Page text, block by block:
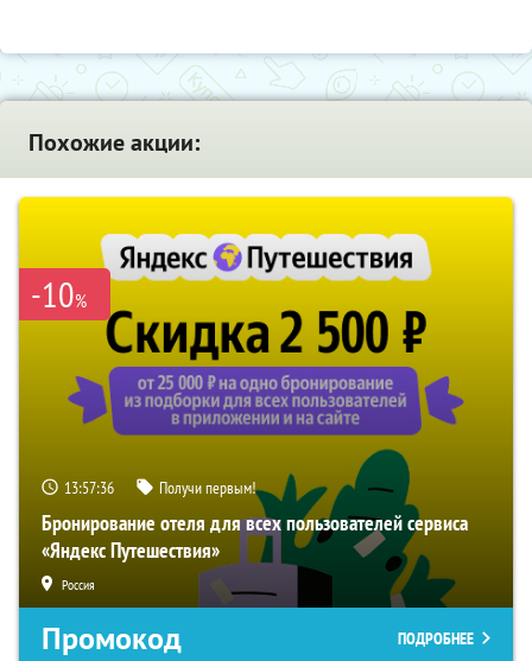
Похожие акции:
-10%
13:57:35 Получи первым!
Бронирование отеля для всех пользователей сервиса
«Яндекс Путешествия»
Россия
Промокод ПОДРОБНЕЕ